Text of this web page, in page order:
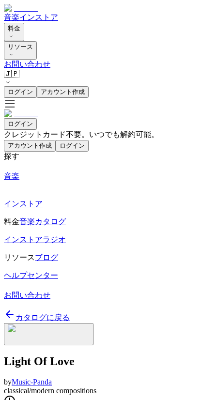
音楽インストア
料金
リソース
お問い合わせ
🇯🇵
ログイン アカウント作成
ログイン
クレジットカード不要。いつでも解約可能。
アカウント作成 ログイン
探す
音楽
インストア
料金音楽カタログ
インストアラジオ
リソースブログ
ヘルプセンター
お問い合わせ
カタログに戻る
Light Of Love
byMusic-Panda
classical/modern compositions